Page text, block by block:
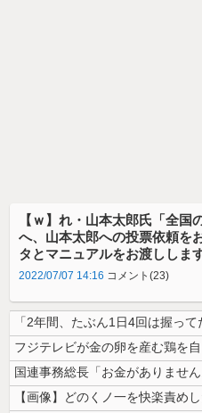
【ｗ】れ・山本太郎氏「全
へ、山本太郎への投票依頼を
タとマニュアルをお渡ししま
2022/07/07 14:16 コメント(23)
【画像】どのくノ一を快楽責め